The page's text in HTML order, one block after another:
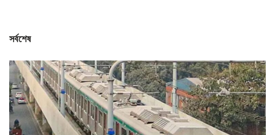
সর্বশেষ